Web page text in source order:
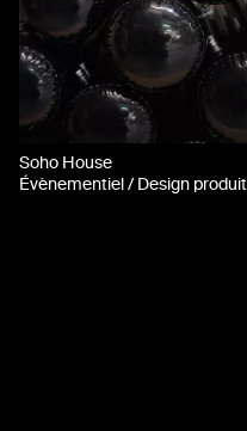
Soho House
Évènementiel / Design produit